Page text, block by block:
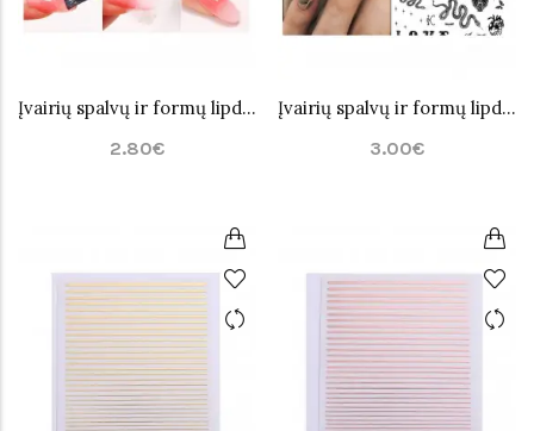
Įvairių spalvų ir formų lipdukai nagų dailei Nr.7
2.80€
Įvairių spalvų ir formų lipdukai nagų dailei Nr.10
3.00€